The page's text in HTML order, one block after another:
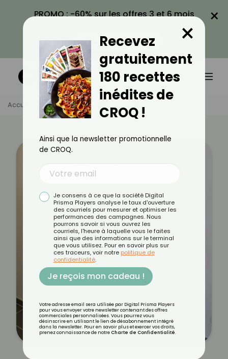
PROMO : -60% sur les offres 3 et 6 mois
VOIR LA PROMO
×
Accueil Témoignages
Recevez
gratuitement
180 recettes
inédites de
CROQ !
×
Ainsi que la newsletter promotionnelle
de CROQ.
Je consens à ce que la société Digital
Prisma Players analyse le taux d'ouverture
des courriels pour mesurer et optimiser les
performances des campagnes. Nous
pourrons savoir si vous ouvrez les
courriels, l'heure à laquelle vous le faites
ainsi que des informations sur le terminal
que vous utilisez. Pour en savoir plus sur
ces traceurs, voir notre politique de
confidentialité.
Je reçois mon cadeau !
Votre adresse email sera utilisée par Digital Prisma Players
pour vous envoyer votre newsletter contenant des offres
commerciales personnalisées. Vous pourrez vous
désinscrire en utilisant le lien de désabonnement intégré
dans la newsletter. Pour en savoir plus et exercer vos droits,
prenez connaissance de notre Charte de Confidentialité.